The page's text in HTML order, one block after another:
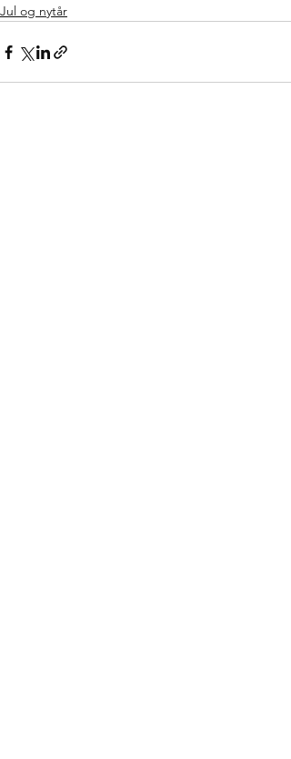
Jul og nytår